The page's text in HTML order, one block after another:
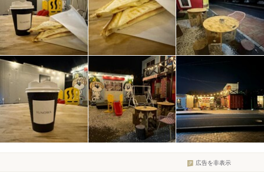
広告を非表示